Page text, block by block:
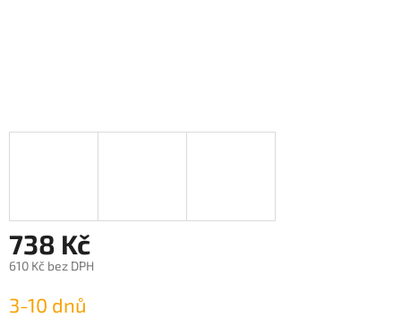
738 Kč
610 Kč bez DPH
cena:
3-10 dnů